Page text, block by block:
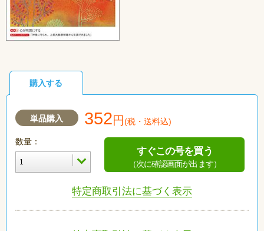
購入する
単品購入 352円(税・送料込)
数量：
すぐこの号を買う
（次に確認画面が出ます）
特定商取引法に基づく表示